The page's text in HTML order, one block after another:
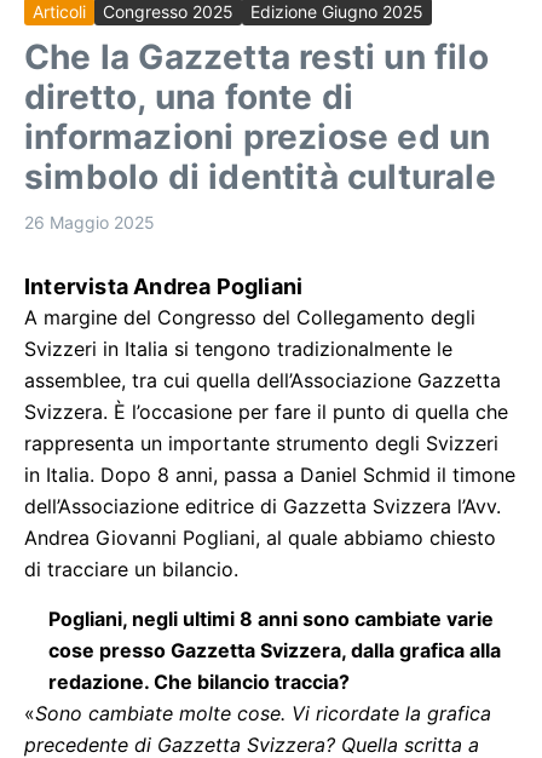
Articoli Congresso 2025 Edizione Giugno 2025
Che la Gazzetta resti un filo
diretto, una fonte di
informazioni preziose ed un
simbolo di identità culturale
26 Maggio 2025
Intervista Andrea Pogliani
A margine del Congresso del Collegamento degli
Svizzeri in Italia si tengono tradizionalmente le
assemblee, tra cui quella dell’Associazione Gazzetta
Svizzera. È l’occasione per fare il punto di quella che
rappresenta un importante strumento degli Svizzeri
in Italia. Dopo 8 anni, passa a Daniel Schmid il timone
dell’Associazione editrice di Gazzetta Svizzera l’Avv.
Andrea Giovanni Pogliani, al quale abbiamo chiesto
di tracciare un bilancio.
Pogliani, negli ultimi 8 anni sono cambiate varie
cose presso Gazzetta Svizzera, dalla grafica alla
redazione. Che bilancio traccia?
«Sono cambiate molte cose. Vi ricordate la grafica
precedente di Gazzetta Svizzera? Quella scritta a